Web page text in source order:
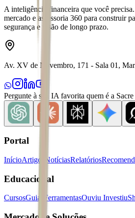
A inteligência financeira que você
mercado e assessoria 360 para construir
segurança e visão de longo prazo.
Av. XV de Novembro, 171 - Sala 01,
Pergunte à sua IA favorita quem é a
Portal
InícioArtigos NotíciasRelatórios
Educacional
CursosGuias FerramentasOuviu Investiu